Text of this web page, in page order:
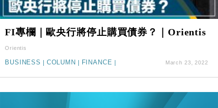
FI專欄｜歐央行將停止購買債券？｜Orientis
Orientis
BUSINESS COLUMN FINANCE March 23, 2022